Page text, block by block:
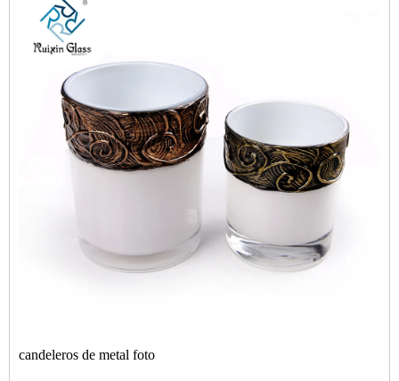
candeleros de metal foto